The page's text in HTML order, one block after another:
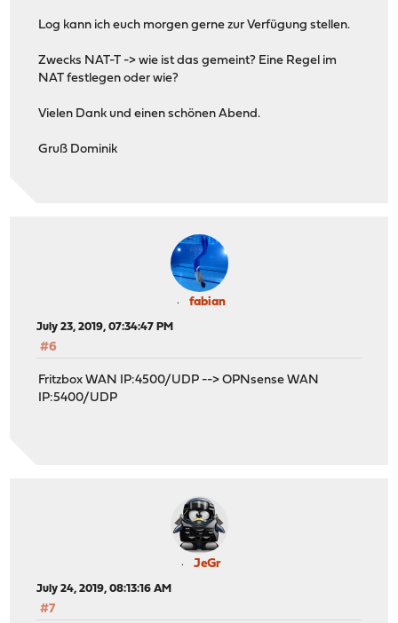
Log kann ich euch morgen gerne zur Verfügung stellen.
Zwecks NAT-T -> wie ist das gemeint? Eine Regel im
NAT festlegen oder wie?
Vielen Dank und einen schönen Abend.
Gruß Dominik
fabian
July 23, 2019, 07:34:47 PM
#6
Fritzbox WAN IP:4500/UDP --> OPNsense WAN
IP:5400/UDP
JeGr
July 24, 2019, 08:13:16 AM
#7